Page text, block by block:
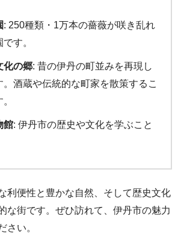
: 250種類・1万本の薔薇が咲き乱れ
す。
化の郷: 昔の伊丹の町並みを再現し
。酒蔵や伝統的な町家を散策するこ
館: 伊丹市の歴史や文化を学ぶこと
利便性と豊かな自然、そして歴史文化
な街です。ぜひ訪れて、伊丹市の魅力
さい。